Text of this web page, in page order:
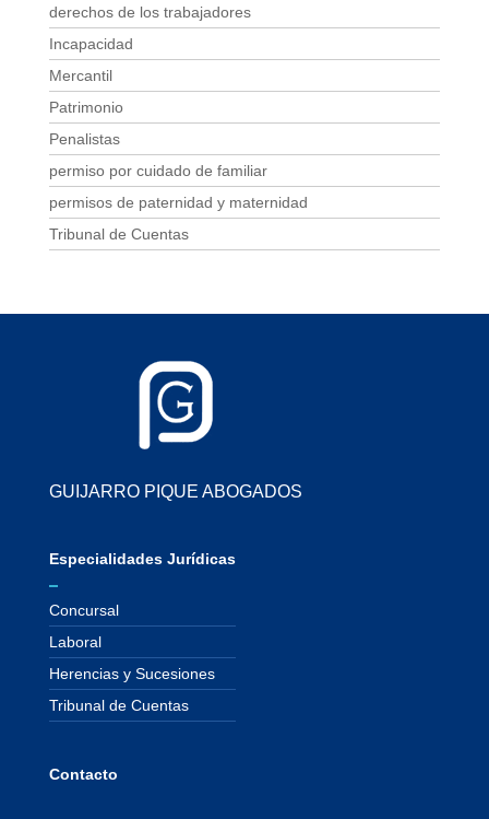
derechos de los trabajadores
Incapacidad
Mercantil
Patrimonio
Penalistas
permiso por cuidado de familiar
permisos de paternidad y maternidad
Tribunal de Cuentas
GUIJARRO PIQUE ABOGADOS
Especialidades Jurídicas
Concursal
Laboral
Herencias y Sucesiones
Tribunal de Cuentas
Contacto